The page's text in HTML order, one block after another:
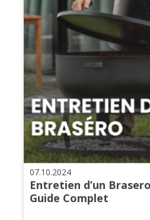
07.10.2024
Entretien d’un
Guide Complet